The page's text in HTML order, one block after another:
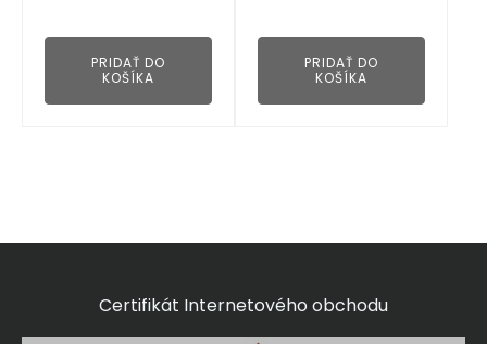
PRIDAŤ DO
KOŠÍKA
PRIDAŤ DO
KOŠÍKA
Certifikát Internetového obchodu